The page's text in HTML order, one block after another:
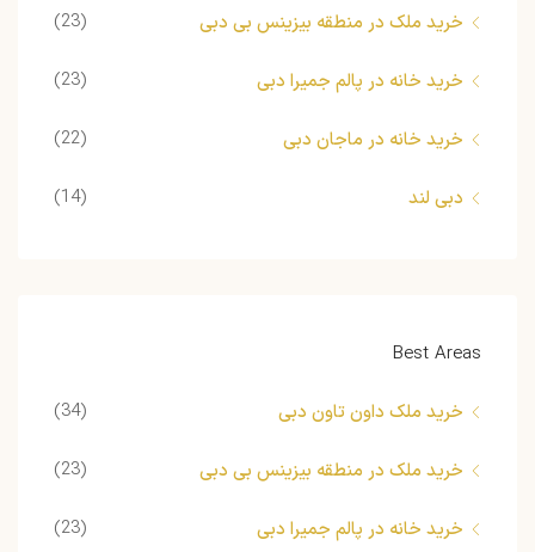
خرید ملک در منطقه بیزینس بی دبی (23)
خرید خانه در پالم جمیرا دبی (23)
خرید خانه در ماجان دبی (22)
دبی لند (14)
Best Areas
خرید ملک داون تاون دبی (34)
خرید ملک در منطقه بیزینس بی دبی (23)
خرید خانه در پالم جمیرا دبی (23)